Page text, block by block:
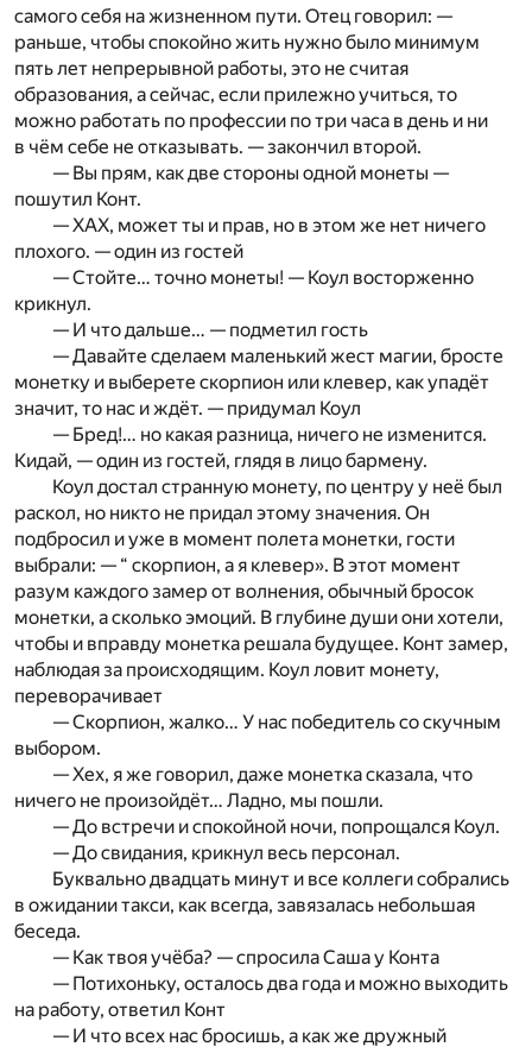
самого себя на жизненном пути. Отец говорил: —
раньше, чтобы спокойно жить нужно было минимум
пять лет непрерывной работы, это не считая
образования, а сейчас, если прилежно учиться, то
можно работать по профессии по три часа в день и ни
в чём себе не отказывать. — закончил второй.
— Вы прям, как две стороны одной монеты —
пошутил Конт.
— ХАХ, может ты и прав, но в этом же нет ничего
плохого. — один из гостей
— Стойте… точно монеты! — Коул восторженно
крикнул.
— И что дальше… — подметил гость
— Давайте сделаем маленький жест магии, бросте
монетку и выберете скорпион или клевер, как упадёт
значит, то нас и ждёт. — придумал Коул
— Бред!… но какая разница, ничего не изменится.
Кидай, — один из гостей, глядя в лицо бармену.
Коул достал странную монету, по центру у неё был
раскол, но никто не придал этому значения. Он
подбросил и уже в момент полета монетки, гости
выбрали: — “ скорпион, а я клевер». В этот момент
разум каждого замер от волнения, обычный бросок
монетки, а сколько эмоций. В глубине души они хотели,
чтобы и вправду монетка решала будущее. Конт замер,
наблюдая за происходящим. Коул ловит монету,
переворачивает
— Скорпион, жалко… У нас победитель со скучным
выбором.
— Хех, я же говорил, даже монетка сказала, что
ничего не произойдёт… Ладно, мы пошли.
— До встречи и спокойной ночи, попрощался Коул.
— До свидания, крикнул весь персонал.
Буквально двадцать минут и все коллеги собрались
в ожидании такси, как всегда, завязалась небольшая
беседа.
— Как твоя учёба? — спросила Саша у Конта
— Потихоньку, осталось два года и можно выходить
на работу, ответил Конт
— И что всех нас бросишь, а как же дружный